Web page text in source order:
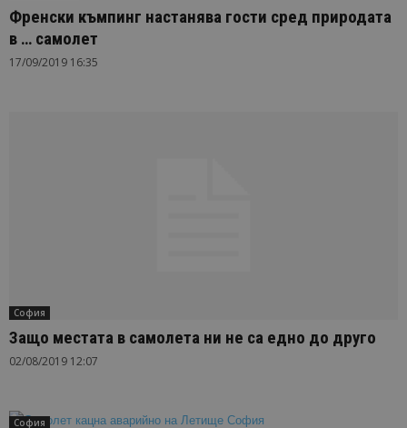
Френски къмпинг настанява гости сред природата
в … самолет
17/09/2019 16:35
София
Защо местата в самолета ни не са едно до друго
02/08/2019 12:07
София